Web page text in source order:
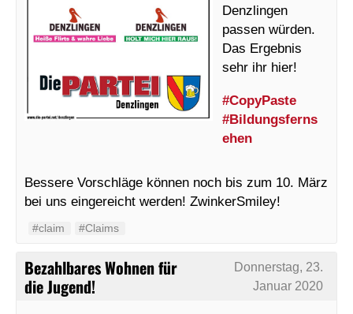
Denzlingen
passen würden.
Das Ergebnis
sehr ihr hier!
#CopyPaste
#Bildungsferns
ehen
Bessere Vorschläge können noch bis zum 10. März
bei uns eingereicht werden! ZwinkerSmiley!
#claim #Claims
Bezahlbares Wohnen für
die Jugend!
Donnerstag, 23.
Januar 2020